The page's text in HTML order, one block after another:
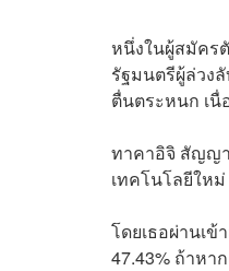
หนึ่งในผู้สมัคร
รัฐมนตรีผู้ล่วง
ตื่นตระหนก เ
ทาคาอิจิ สัญญา
เทคโนโลยีให
โดยเธอผ่านเ
47.43% ถ้าหา